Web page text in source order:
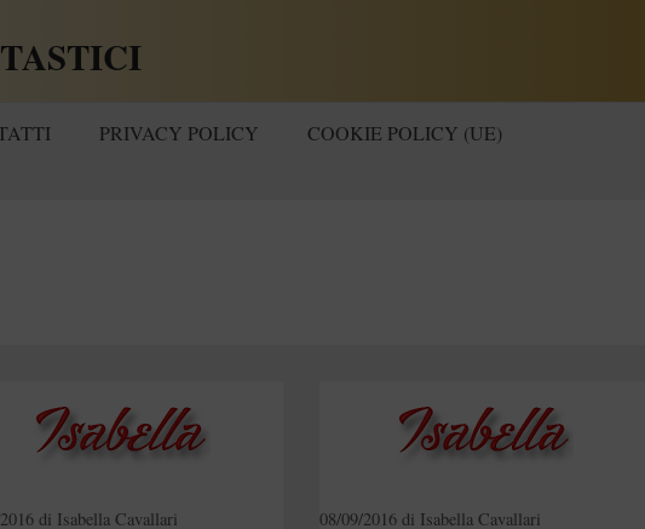
PRIVACY POLICY COOKIE POLICY (UE)
di Isabella Cavallari 08/09/2016 di Isabella Cavallari